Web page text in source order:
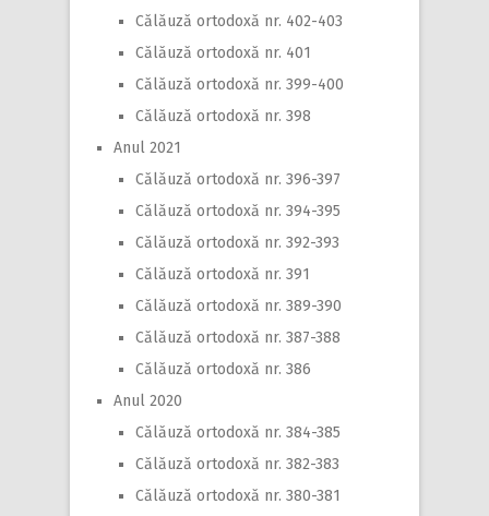
Călăuză ortodoxă nr. 402-403
Călăuză ortodoxă nr. 401
Călăuză ortodoxă nr. 399-400
Călăuză ortodoxă nr. 398
Anul 2021
Călăuză ortodoxă nr. 396-397
Călăuză ortodoxă nr. 394-395
Călăuză ortodoxă nr. 392-393
Călăuză ortodoxă nr. 391
Călăuză ortodoxă nr. 389-390
Călăuză ortodoxă nr. 387-388
Călăuză ortodoxă nr. 386
Anul 2020
Călăuză ortodoxă nr. 384-385
Călăuză ortodoxă nr. 382-383
Călăuză ortodoxă nr. 380-381